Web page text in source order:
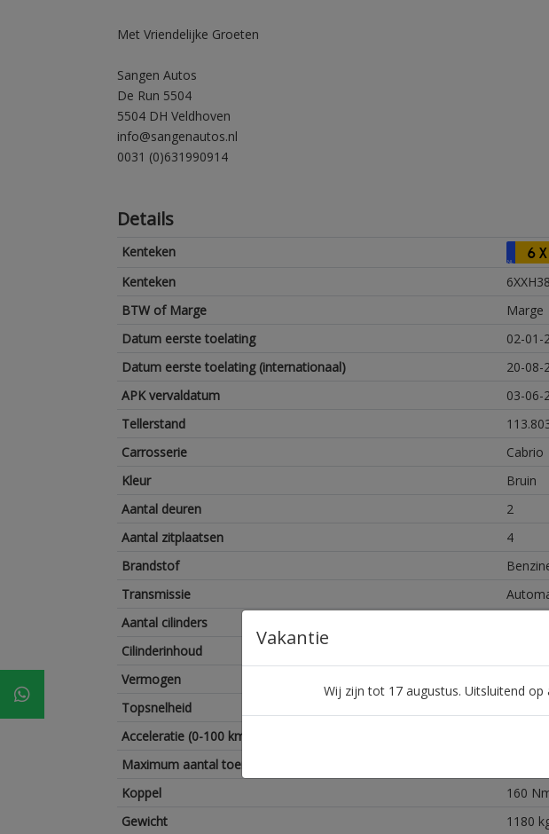
Met Vriendelijke Groeten
Sangen Autos
De Run 5504
5504 DH Veldhoven
info@sangenautos.nl
0031 (0)631990914
Details
Kenteken
NL
Kenteken
6XXH38
BTW of Marge
Marge
Datum eerste toelating
02-01-
Datum eerste toelating (internationaal)
20-08-
APK vervaldatum
03-06-
Tellerstand
Carrosserie
Cabrio
Kleur
Bruin
Aantal deuren
2
Aantal zitplaatsen
4
Brandstof
Transmissie
Aantal cilinders
Cilinderinhoud
Vermogen
Topsnelheid
Acceleratie (0-100 km/h)
Maximum aantal toeren per minuut
Koppel
160
Gewicht
1180
Vakantie
Wij zijn tot 17 augustus. Uitsluitend